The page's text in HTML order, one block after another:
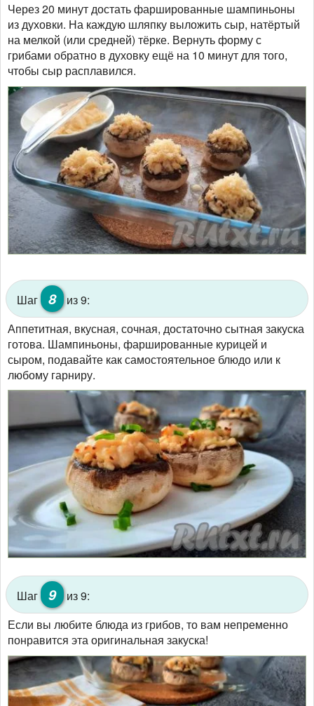
Через 20 минут достать фаршированные шампиньоны
из духовки. На каждую шляпку выложить сыр, натёртый
на мелкой (или средней) тёрке. Вернуть форму с
грибами обратно в духовку ещё на 10 минут для того,
чтобы сыр расплавился.
Шаг 8 из 9:
Аппетитная, вкусная, сочная, достаточно сытная закуска
готова. Шампиньоны, фаршированные курицей и
сыром, подавайте как самостоятельное блюдо или к
любому гарниру.
Шаг 9
из 9:
Если вы любите блюда из грибов, то вам непременно
понравится эта оригинальная закуска!